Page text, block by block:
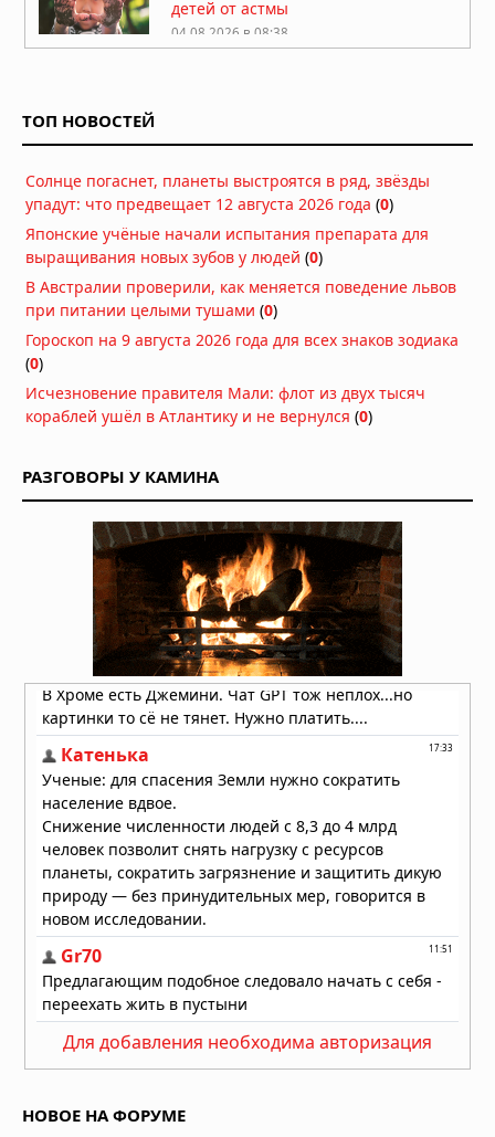
детей от астмы
04.08.2026 в 08:38
Какие природные компоненты
помогают поддерживать активность
03.08.2026 в 06:39
Как перенести стоимость флешки
КТ/МРТ на пациента и поднять чек?
03.08.2026 в 05:44
Фермерский эффект: ученые нашли
аллергии и астмы
02.08.2026 в 07:00
остановить кариес без сверления
УЗИ поверхностных структур и
мягких тканей
29.07.2026 в 05:40
Пять чашек кофе в день улучшают
здоровье сердца
28.07.2026 в 10:23
ТОП НОВОСТЕЙ
Солнце погаснет, планеты выстроятся в ряд, звёзды
упадут: что предвещает 12 августа 2026 года (0)
Японские учёные начали испытания препарата для
выращивания новых зубов у людей (0)
В Австралии проверили, как меняется поведение львов
при питании целыми тушами (0)
Гороскоп на 9 августа 2026 года для всех знаков зодиака
(0)
Исчезновение правителя Мали: флот из двух тысяч
кораблей ушёл в Атлантику и не вернулся (0)
РАЗГОВОРЫ У КАМИНА
Для добавления необходима авторизация
НОВОЕ НА ФОРУМЕ